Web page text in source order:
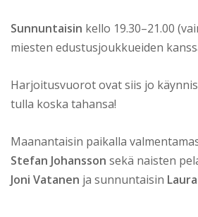
Sunnuntaisin kello 19.30–21.00
miesten edustusjoukkueiden
Harjoitusvuorot ovat siis jo
tulla koska tahansa!
Maanantaisin paikalla
Stefan Johansson sekä naisten
Joni Vatanen ja sunnuntaisin